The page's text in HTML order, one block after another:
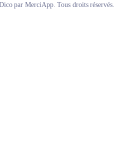
par MerciApp. Tous droits réservés.